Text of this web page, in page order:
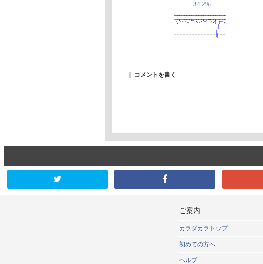
34.2%
コメントを書く
ご案内
カラダカラトップ
初めての方へ
ヘルプ